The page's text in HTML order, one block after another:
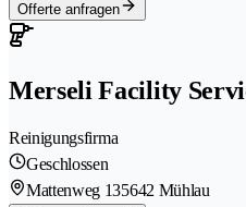
Offerte anfragen
Merseli Facility
Reinigungsfirma
Geschlossen
Mattenweg 135642 Mühlau